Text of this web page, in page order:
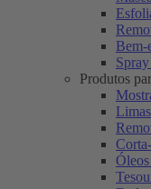
Bem-
Produtos